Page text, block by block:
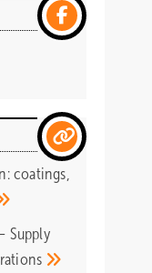
coatings,
Supply